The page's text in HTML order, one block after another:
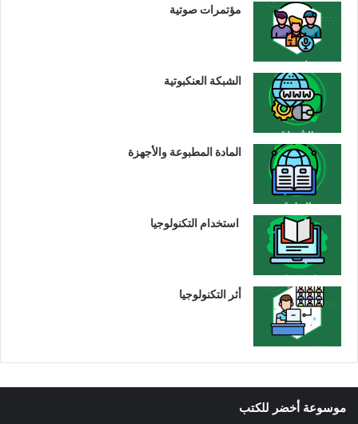
مؤتمرات صوتية
الشبكة العنكبوتية
المادة المطبوعة والأجهزة
استخدام التكنولوجيا
أثر التكنولوجيا
موسوعة أخضر للكتب